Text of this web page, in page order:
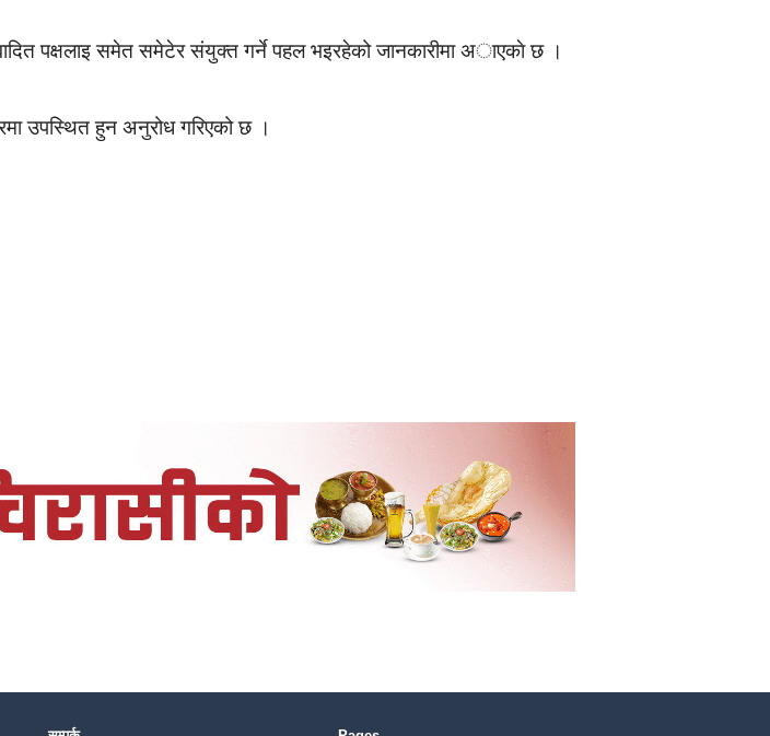
पक्षलाइ समेत समेटेर संयुक्त गर्ने पहल भइरहेको जानकारीमा अाएकाे छ ।
उपस्थित हुन अनुरोध गरिएको छ ।